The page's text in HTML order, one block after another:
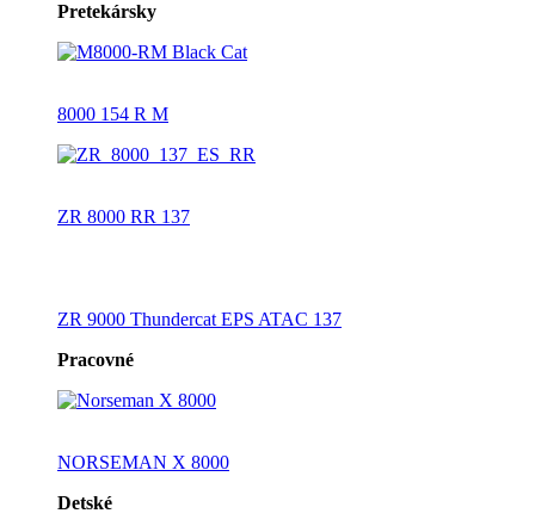
Pretekársky
8000 154 R M
ZR 8000 RR 137
ZR 9000 Thundercat EPS ATAC 137
Pracovné
NORSEMAN X 8000
Detské